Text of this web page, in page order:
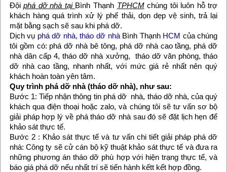
Độiphá dỡ nhà tại Bình Thạnh TPHCMchúng tôi luôn hỗ trợ
khách hàng quá trình xử lý phế thải, dọn dẹp vệ sinh, trả lại
mặt bằng sạch sẽ sau khi phá dỡ.
Dịch vụ phá dỡ nhà, tháo dỡ nhà Bình ThạnhHCM của chúng
tôi gồm có: phá dỡ nhà bê tông, phá dỡ nhà cao tầng, phá dỡ
nhà dân cấp 4, tháo dỡ nhà xưởng, tháo dỡ văn phòng, tháo
dỡ nhà cao tầng, nhanh nhất, với mức giá rẻ nhất nên quý
khách hoàn toàn yên tâm.
Quy trình phá dỡ nhà (tháo dỡ nhà), như sau:
Bước 1: Tiếp nhận thông tin phá dỡ nhà, tháo dỡ nhà, của quý
khách qua điện thoại hoặc zalo, và chúng tôi sẽ tư vấn sơ bộ
giải pháp hợp lý về phá tháo dỡ nhà sau đó sẽ đặt lịch hẹn để
khảo sát thực tế.
Bước 2 : Khảo sát thực tế và tư vấn chi tiết giải pháp phá dỡ
nhà: Công ty sẽ cử cán bộ kỹ thuật khảo sát thực tế và đưa ra
những phương án tháo dỡ phù hợp với hiện trạng thực tế, và
báo giá phá dỡ nếu nhất trí sẽ tiến hành kếtt kết hợp đồng.